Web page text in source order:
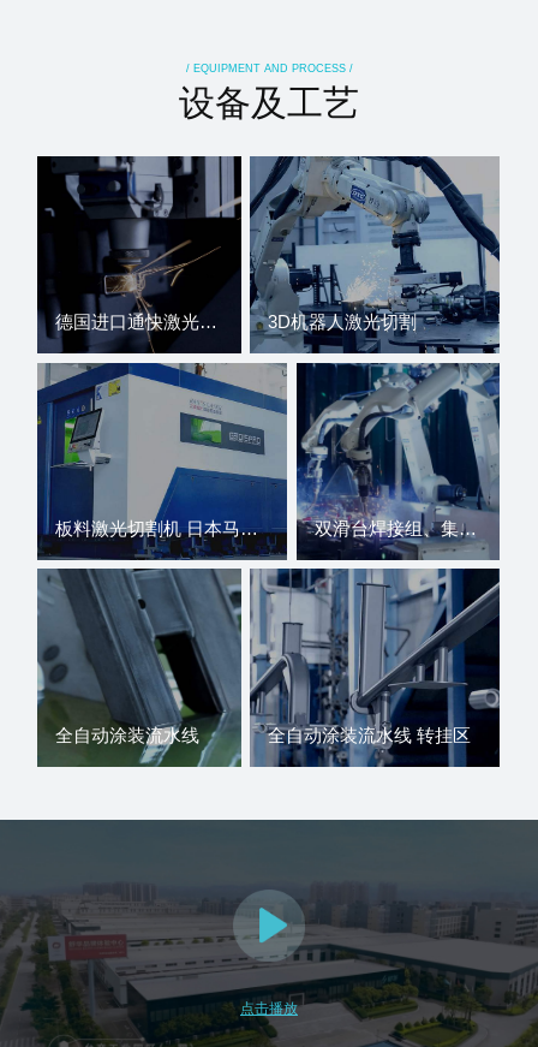
/ EQUIPMENT AND PROCESS /
设备及工艺
德国进口通快激光切割机 3D机器人激光切割
板料激光切割机 日本马扎克 国内知名品牌大族激光设备 双滑台焊接组、集群式焊接组、双工位焊接组等全自动焊接方式
全自动涂装流水线 全自动涂装流水线 转挂区
点击播放